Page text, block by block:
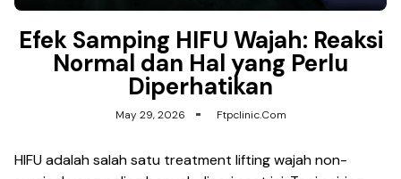
Efek Samping HIFU Wajah: Reaksi
Normal dan Hal yang Perlu
Diperhatikan
May 29, 2026 Ftpclinic.com
HIFU adalah salah satu treatment lifting wajah non-